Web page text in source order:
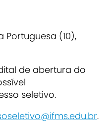
(10),
de abertura do
seletivo.
.